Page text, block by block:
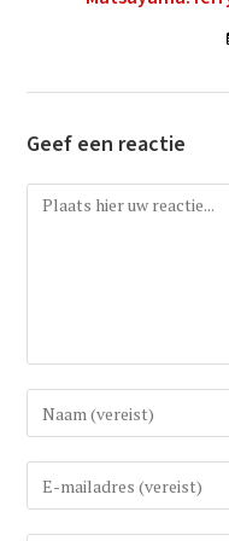
Geef een reactie
Reactie
Vul
uw
(gebruikers)naam
om
Vul
uw